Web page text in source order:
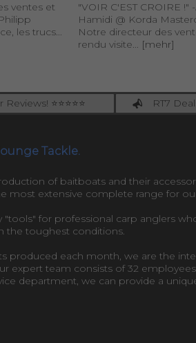
ventes et
les trucs...
"VOIR C'EST CROIRE !"
Hamidi @ Korda
Notre directeur des
rendu visite... [mehr]
⭐⭐⭐⭐⭐
RT7
Tackle.
of baitboats and their
most extensive complete range for
"tools" for professional carp anglers
the toughest conditions.
produced each month, we are the
expert team consists of 32
department, we can provide a